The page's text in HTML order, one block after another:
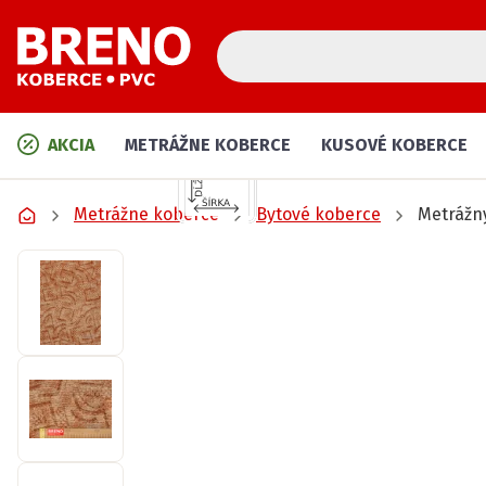
AKCIA METRÁŽNE KOBERCE KUSOVÉ KOBERCE
Metrážne koberce Bytové koberce